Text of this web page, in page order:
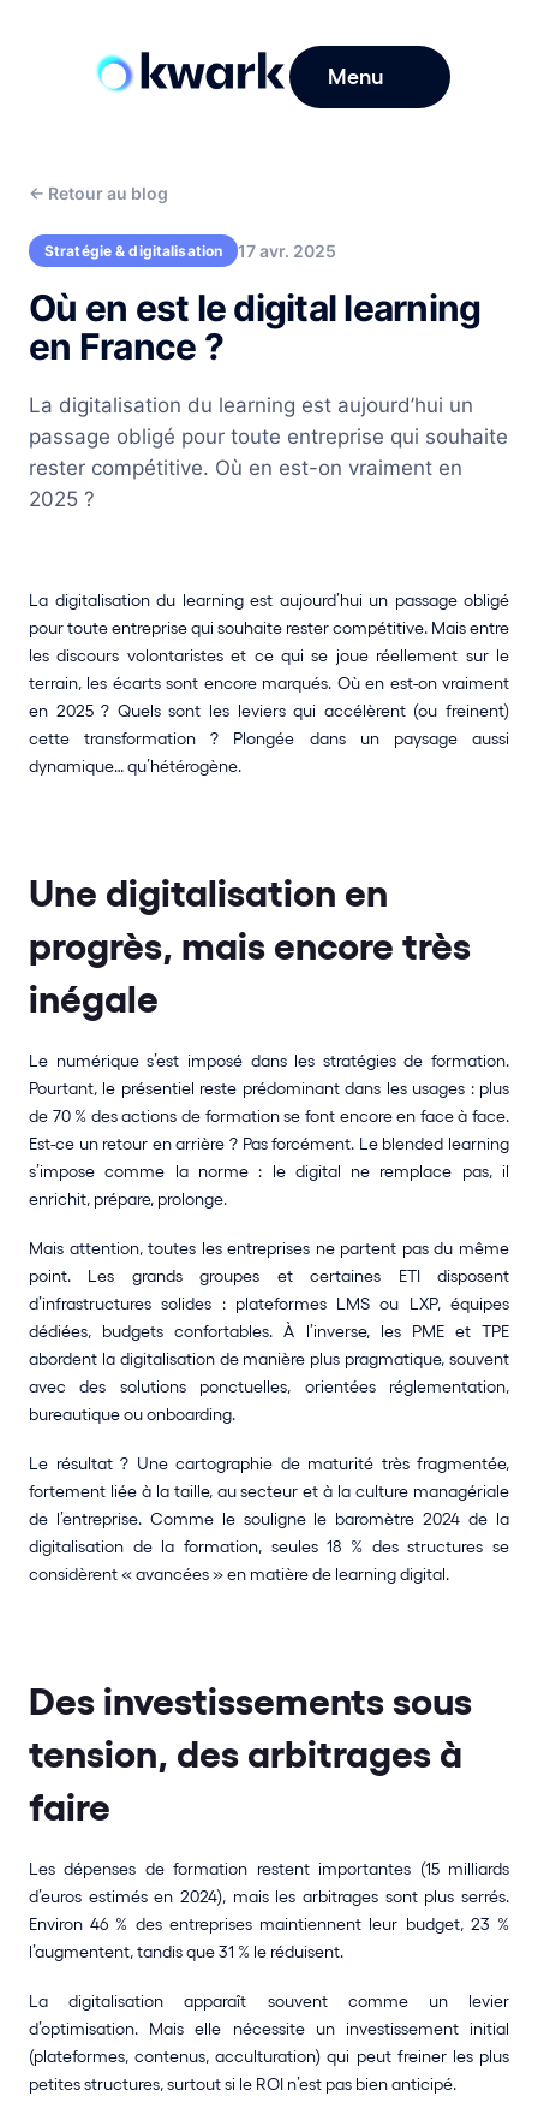
Menu
← Retour au blog
Stratégie & digitalisation 17 avr. 2025
Où en est le digital learning
en France ?
La digitalisation du learning est aujourd’hui un
passage obligé pour toute entreprise qui souhaite
rester compétitive. Où en est-on vraiment en
2025 ?
La digitalisation du learning est aujourd’hui un passage obligé
pour toute entreprise qui souhaite rester compétitive. Mais entre
les discours volontaristes et ce qui se joue réellement sur le
terrain, les écarts sont encore marqués. Où en est-on vraiment
en 2025 ? Quels sont les leviers qui accélèrent (ou freinent)
cette transformation ? Plongée dans un paysage aussi
dynamique… qu’hétérogène.
Une digitalisation en
progrès, mais encore très
inégale
Le numérique s’est imposé dans les stratégies de formation.
Pourtant, le présentiel reste prédominant dans les usages : plus
de 70 % des actions de formation se font encore en face à face.
Est-ce un retour en arrière ? Pas forcément. Le blended learning
s’impose comme la norme : le digital ne remplace pas, il
enrichit, prépare, prolonge.
Mais attention, toutes les entreprises ne partent pas du même
point. Les grands groupes et certaines ETI disposent
d’infrastructures solides : plateformes LMS ou LXP, équipes
dédiées, budgets confortables. À l’inverse, les PME et TPE
abordent la digitalisation de manière plus pragmatique, souvent
avec des solutions ponctuelles, orientées réglementation,
bureautique ou onboarding.
Le résultat ? Une cartographie de maturité très fragmentée,
fortement liée à la taille, au secteur et à la culture managériale
de l’entreprise. Comme le souligne le baromètre 2024 de la
digitalisation de la formation, seules 18 % des structures se
considèrent « avancées » en matière de learning digital.
Des investissements sous
tension, des arbitrages à
faire
Les dépenses de formation restent importantes (15 milliards
d’euros estimés en 2024), mais les arbitrages sont plus serrés.
Environ 46 % des entreprises maintiennent leur budget, 23 %
l’augmentent, tandis que 31 % le réduisent.
La digitalisation apparaît souvent comme un levier
d’optimisation. Mais elle nécessite un investissement initial
(plateformes, contenus, acculturation) qui peut freiner les plus
petites structures, surtout si le ROI n’est pas bien anticipé.